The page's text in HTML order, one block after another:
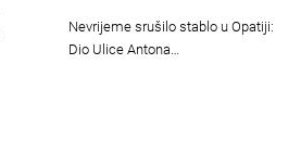
Nevrijeme srušilo stablo u Opatiji:
Dio Ulice Antona…